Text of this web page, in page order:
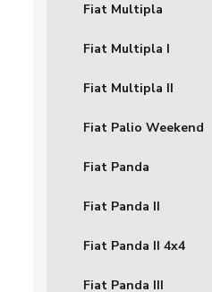
Fiat Multipla
Fiat Multipla I
Fiat Multipla II
Fiat Palio Weekend
Fiat Panda
Fiat Panda II
Fiat Panda II 4x4
Fiat Panda III